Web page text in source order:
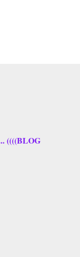
((((BLOG